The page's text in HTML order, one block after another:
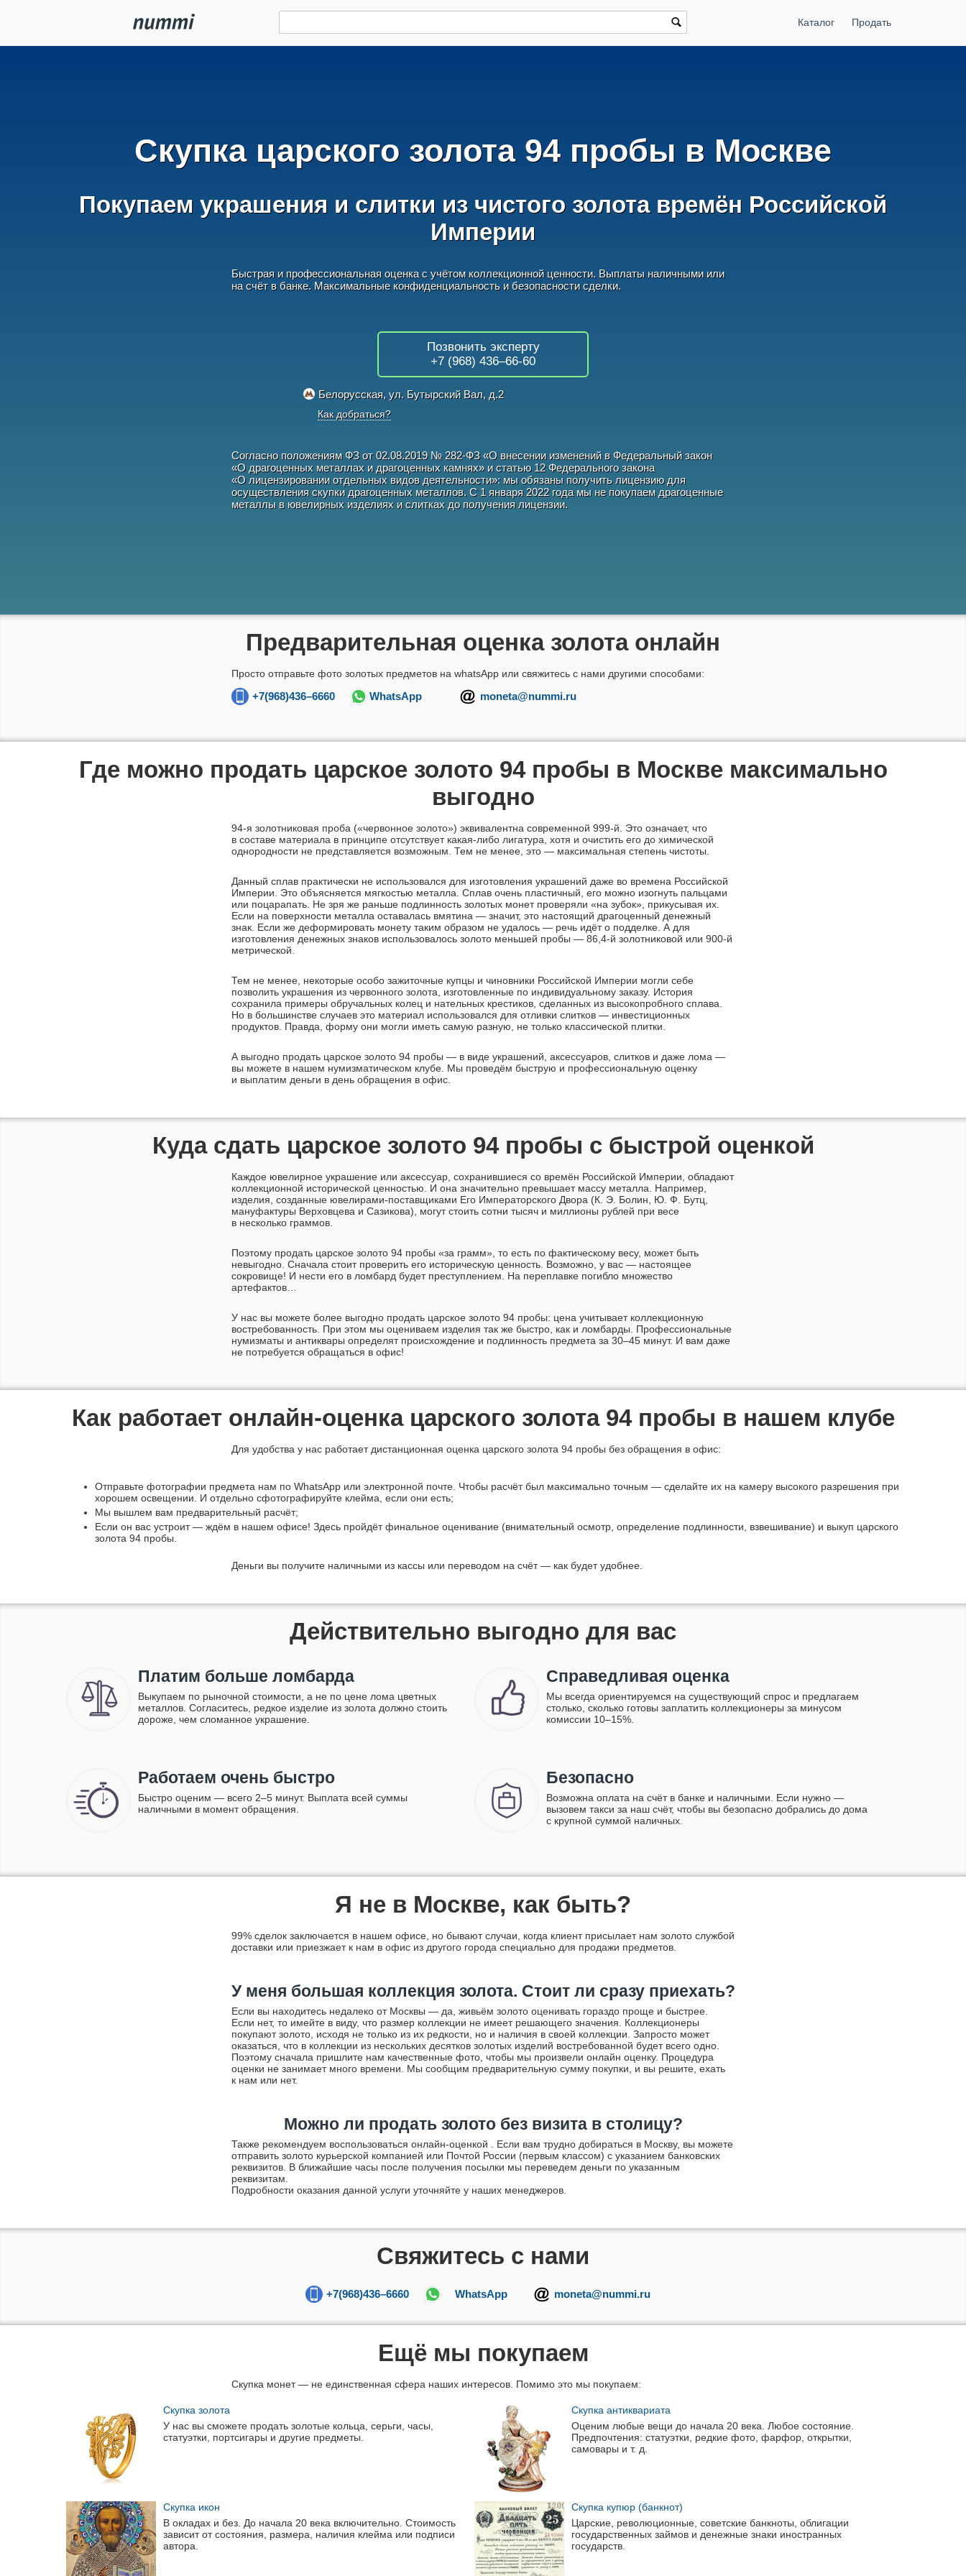
Каталог Продать
Скупка царского золота 94 пробы в Москве
Покупаем украшения и слитки из чистого золота времён Российской
Империи
Быстрая и профессиональная оценка с учётом коллекционной ценности. Выплаты наличными или
на счёт в банке. Максимальные конфиденциальность и безопасности сделки.
Позвонить эксперту
+7 (968) 436–66-60
Белорусская, ул. Бутырский Вал, д.2
Как добраться?
Согласно положениям ФЗ от02.08.2019№ 282-ФЗ«О внесении изменений в Федеральный закон
«О драгоценных металлах и драгоценных камнях» и статью 12 Федерального закона
«О лицензировании отдельных видов деятельности»: мы обязаны получить лицензию для
осуществления скупки драгоценных металлов. С 1 января 2022 года мы не покупаем драгоценные
металлы в ювелирных изделиях и слитках до получения лицензии.
Предварительная оценка золота онлайн
Просто отправьте фото золотых предметов на whatsApp или свяжитесь с нами другими способами:
+7(968)436–6660 WhatsApp moneta@nummi.ru
Где можно продать царское золото 94 пробы в Москве максимально
выгодно
94-я золотниковая проба («червонное золото») эквивалентна современной 999-й . Это означает, что
в составе материала в принципе отсутствует какая-либо лигатура, хотя и очистить его до химической
однородности не представляется возможным. Тем не менее, это — максимальная степень чистоты.
Данный сплав практически не использовался для изготовления украшений даже во времена Российской
Империи. Это объясняется мягкостью металла. Сплав очень пластичный, его можно изогнуть пальцами
или поцарапать. Не зря же раньше подлинность золотых монет проверяли «на зубок», прикусывая их.
Если на поверхности металла оставалась вмятина — значит, это настоящий драгоценный денежный
знак. Если же деформировать монету таким образом не удалось — речь идёт о подделке. А для
изготовления денежных знаков использовалось золото меньшей пробы — 86, 4-й золотниковой или 900-й
метрической.
Тем не менее, некоторые особо зажиточные купцы и чиновники Российской Империи могли себе
позволить украшения из червонного золота, изготовленные по индивидуальному заказу. История
сохранила примеры обручальных колец и нательных крестиков, сделанных из высокопробного сплава.
Но в большинстве случаев это материал использовался для отливки слитков — инвестиционных
продуктов. Правда, форму они могли иметь самую разную, не только классической плитки.
А выгодно продать царское золото 94 пробы — в виде украшений, аксессуаров, слитков и даже лома —
вы можете в нашем нумизматическом клубе. Мы проведём быструю и профессиональную оценку
и выплатим деньги в день обращения в офис.
Куда сдать царское золото 94 пробы с быстрой оценкой
Каждое ювелирное украшение или аксессуар, сохранившиеся со времён Российской Империи, обладают
коллекционной исторической ценностью. И она значительно превышает массу металла. Например,
изделия, созданные ювелирами-поставщиками Его Императорского Двора (К. Э. Болин Ю. Ф. Бутц
мануфактуры Верховцева и Сазикова), могут стоить сотни тысяч и миллионы рублей при весе
в несколько граммов.
Поэтому продать царское золото 94 пробы «за грамм», то есть по фактическому весу, может быть
невыгодно. Сначала стоит проверить его историческую ценность. Возможно, у вас — настоящее
сокровище! И нести его в ломбард будет преступлением. На переплавке погибло множество
артефактов…
У нас вы можете более выгодно продать царское золото 94 пробы: цена учитывает коллекционную
востребованность. При этом мы оцениваем изделия так же быстро, как и ломбарды. Профессиональные
нумизматы и антиквары определят происхождение и подлинность предмета за 30–45 минут. И вам даже
не потребуется обращаться в офис!
Как работает онлайн-оценкацарского золота 94 пробы в нашем клубе
Для удобства у нас работает дистанционная оценка царского золота 94 пробы без обращения в офис:
Отправьте фотографии предмета нам по WhatsApp или электронной почте. Чтобы расчёт был максимально точным — сделайте их на камеру высокого разрешения при
хорошем освещении. И отдельно сфотографируйте клейма, если они есть;
Мы вышлем вам предварительный расчёт;
Если он вас устроит — ждём в нашем офисе! Здесь пройдёт финальное оценивание (внимательный осмотр, определение подлинности, взвешивание) и выкуп царского
золота 94 пробы.
Деньги вы получите наличными из кассы или переводом на счёт — как будет удобнее.
Действительно выгодно для вас
Платим больше ломбарда
Выкупаем по рыночной стоимости, а не по цене лома цветных
металлов. Согласитесь, редкое изделие из золота должно стоить
дороже, чем сломанное украшение.
Работаем очень быстро
Быстро оценим — всего 2–5 минут. Выплата всей суммы
наличными в момент обращения.
Справедливая оценка
Мы всегда ориентируемся на существующий спрос и предлагаем
столько, сколько готовы заплатить коллекционеры за минусом
комиссии 10–15%.
Безопасно
Возможна оплата на счёт в банке и наличными. Если нужно —
вызовем такси за наш счёт, чтобы вы безопасно добрались до дома
с крупной суммой наличных.
Я не в Москве, как быть?
99% сделок заключается в нашем офисе, но бывают случаи, когда клиент присылает нам золото службой
доставки или приезжает к нам в офис из другого города специально для продажи предметов.
У меня большая коллекция золота. Стоит ли сразу приехать?
Если вы находитесь недалеко от Москвы — да, живьём золото оценивать гораздо проще и быстрее.
Если нет, то имейте в виду, что размер коллекции не имеет решающего значения. Коллекционеры
покупают золото, исходя не только из их редкости, но и наличия в своей коллекции. Запросто может
оказаться, что в коллекции из нескольких десятков золотых изделий востребованной будет всего одно.
Поэтому сначала пришлите нам качественные фото, чтобы мы произвели онлайн оценку. Процедура
оценки не занимает много времени. Мы сообщим предварительную сумму покупки, и вы решите, ехать
к нам или нет.
Можно ли продать золото без визита в столицу?
Также рекомендуем воспользоваться онлайн-оценкой . Если вам трудно добираться в Москву, вы можете
отправить золото курьерской компанией или Почтой России (первым классом) с указанием банковских
реквизитов. В ближайшие часы после получения посылки мы переведем деньги по указанным
реквизитам.
Подробности оказания данной услуги уточняйте у наших менеджеров.
Свяжитесь с нами
+7(968)436–6660 WhatsApp moneta@nummi.ru
Ещё мы покупаем
Скупка монет — не единственная сфера наших интересов. Помимо это мы покупаем:
Скупка золота
У нас вы сможете продать золотые кольца, серьги, часы,
статуэтки, портсигары и другие предметы.
Скупка икон
В окладах и без. До начала 20 века включительно. Стоимость
зависит от состояния, размера, наличия клейма или подписи
автора.
Скупка антиквариата
Оценим любые вещи до начала 20 века. Любое состояние.
Предпочтения: статуэтки, редкие фото, фарфор, открытки,
самовары и т. д.
Скупка купюр (банкнот)
Царские, революционные, советские банкноты, облигации
государственных займов и денежные знаки иностранных
государств.